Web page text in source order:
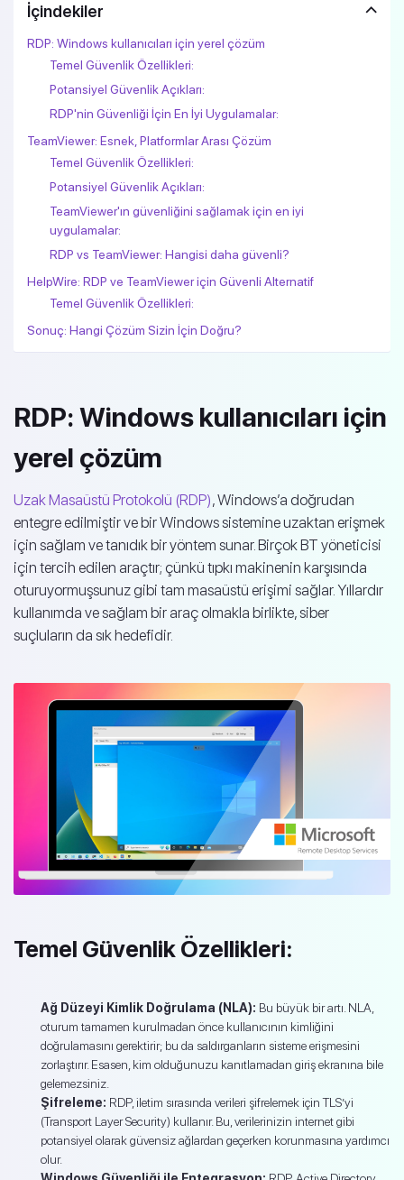
İçindekiler
RDP: Windows kullanıcıları için yerel çözüm
Temel Güvenlik Özellikleri:
Potansiyel Güvenlik Açıkları:
RDP'nin Güvenliği İçin En İyi Uygulamalar:
TeamViewer: Esnek, Platformlar Arası Çözüm
Temel Güvenlik Özellikleri:
Potansiyel Güvenlik Açıkları:
TeamViewer'ın güvenliğini sağlamak için en iyi
uygulamalar:
RDP vs TeamViewer: Hangisi daha güvenli?
HelpWire: RDP ve TeamViewer için Güvenli Alternatif
Temel Güvenlik Özellikleri:
Sonuç: Hangi Çözüm Sizin İçin Doğru?
RDP: Windows kullanıcıları için
yerel çözüm
Uzak Masaüstü Protokolü (RDP), Windows’a doğrudan
entegre edilmiştir ve bir Windows sistemine uzaktan erişmek
için sağlam ve tanıdık bir yöntem sunar. Birçok BT yöneticisi
için tercih edilen araçtır; çünkü tıpkı makinenin karşısında
oturuyormuşsunuz gibi tam masaüstü erişimi sağlar. Yıllardır
kullanımda ve sağlam bir araç olmakla birlikte, siber
suçluların da sık hedefidir.
Temel Güvenlik Özellikleri:
Ağ Düzeyi Kimlik Doğrulama (NLA): Bu büyük bir artı. NLA,
oturum tamamen kurulmadan önce kullanıcının kimliğini
doğrulamasını gerektirir; bu da saldırganların sisteme erişmesini
zorlaştırır. Esasen, kim olduğunuzu kanıtlamadan giriş ekranına bile
gelemezsiniz.
Şifreleme: RDP, iletim sırasında verileri şifrelemek için TLS’yi
(Transport Layer Security) kullanır. Bu, verilerinizin internet gibi
potansiyel olarak güvensiz ağlardan geçerken korunmasına yardımcı
olur.